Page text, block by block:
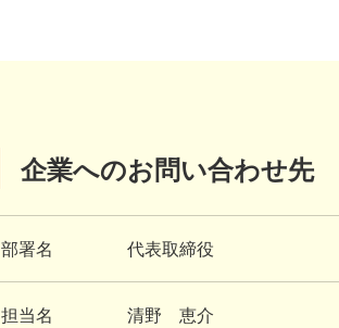
企業へのお問い合わせ先
部署名 代表取締役
担当名 清野 恵介